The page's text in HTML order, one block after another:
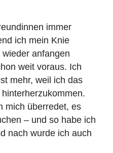
immer
ich mein Knie
anfangen
weit voraus. Ich
mehr, weil ich das
mich überredet, es
– und so habe ich
nach wurde ich auch